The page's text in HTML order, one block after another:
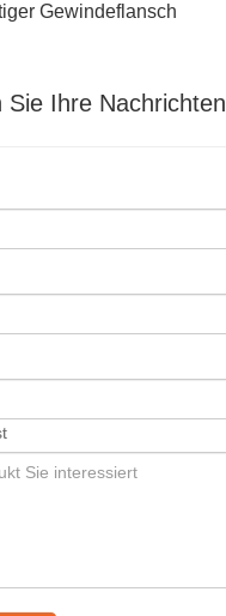
Gewindeflansch
Sie Ihre Nachrichten